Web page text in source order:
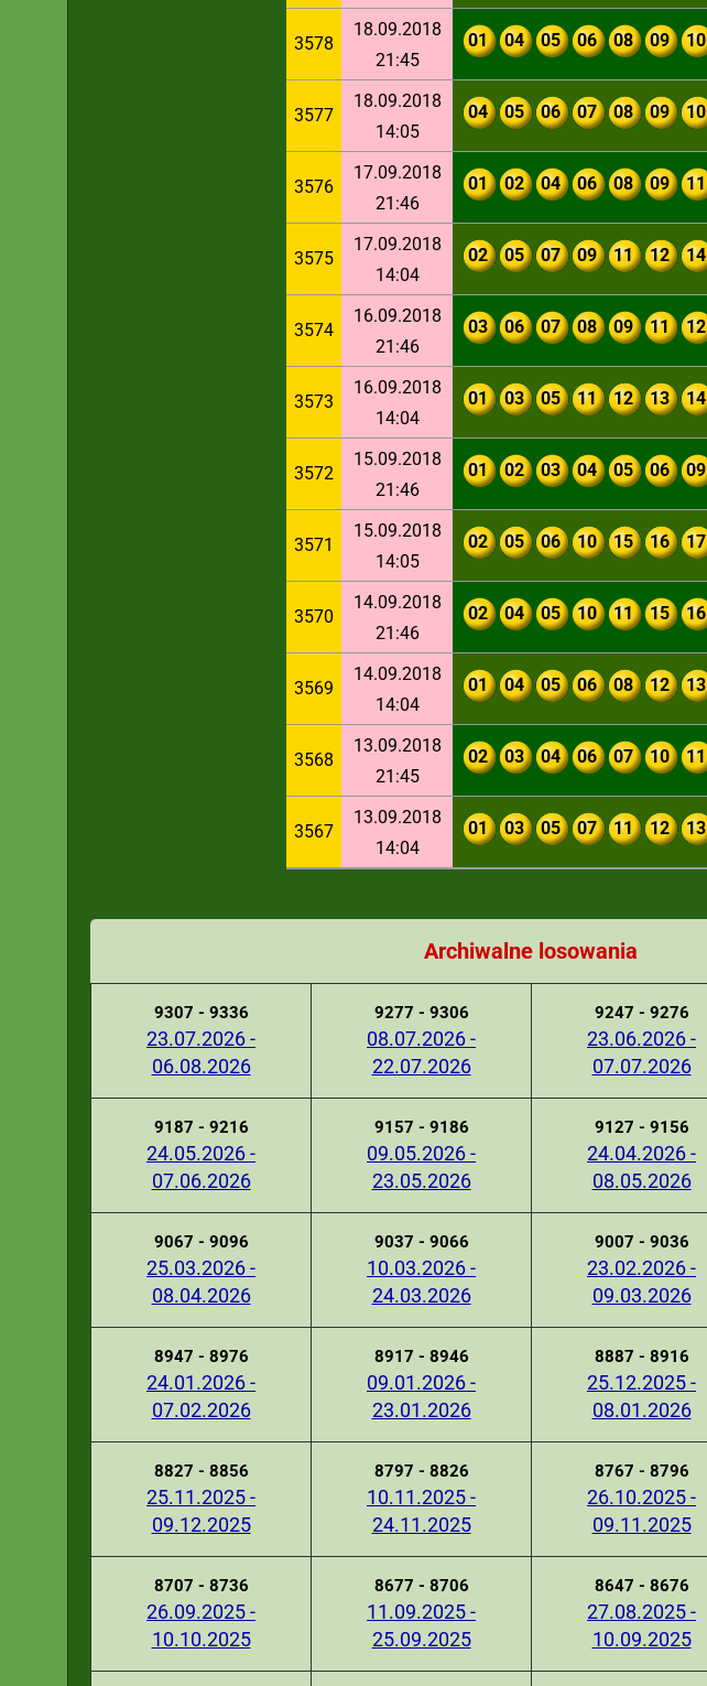
3578
18.09.2018
21:45
01 04 05 06 08 09 10
3577
18.09.2018
14:05
04 05 06 07 08 09 10
3576
17.09.2018
21:46
01 02 04 06 08 09 11
3575
17.09.2018
14:04
02 05 07 09 11 12 14
3574
16.09.2018
21:46
03 06 07 08 09 11 12
3573
16.09.2018
14:04
01 03 05 11 12 13 14
3572
15.09.2018
21:46
01 02 03 04 05 06 09
3571
15.09.2018
14:05
02 05 06 10 15 16 17
3570
14.09.2018
21:46
02 04 05 10 11 15 16
3569
14.09.2018
14:04
01 04 05 06 08 12 13
3568
13.09.2018
21:45
02 03 04 06 07 10 11
3567
13.09.2018
14:04
01 03 05 07 11 12 13
Archiwalne losowania
9307 - 9336
23.07.2026 -
06.08.2026
9277 - 9306
08.07.2026 -
22.07.2026
9247 - 9276
23.06.2026 -
07.07.2026
9187 - 9216
24.05.2026 -
07.06.2026
9157 - 9186
09.05.2026 -
23.05.2026
9127 - 9156
24.04.2026 -
08.05.2026
9067 - 9096
25.03.2026 -
08.04.2026
9037 - 9066
10.03.2026 -
24.03.2026
9007 - 9036
23.02.2026 -
09.03.2026
8947 - 8976
24.01.2026 -
07.02.2026
8917 - 8946
09.01.2026 -
23.01.2026
8887 - 8916
25.12.2025 -
08.01.2026
8827 - 8856
25.11.2025 -
09.12.2025
8797 - 8826
10.11.2025 -
24.11.2025
8767 - 8796
26.10.2025 -
09.11.2025
8707 - 8736
26.09.2025 -
10.10.2025
8677 - 8706
11.09.2025 -
25.09.2025
8647 - 8676
27.08.2025 -
10.09.2025